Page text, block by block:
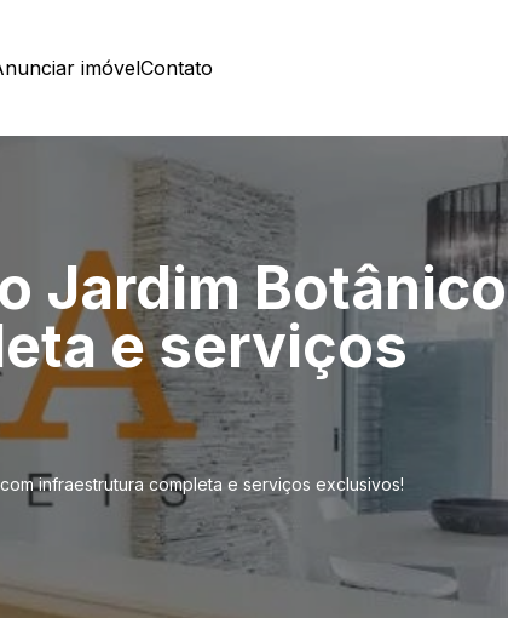
imóvelContato
Jardim Botânico
e serviços
infraestrutura completa e serviços exclusivos!